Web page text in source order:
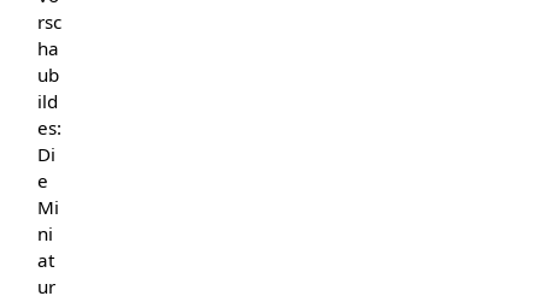
rsc
ha
ub
ild
es:
Di
e
Mi
ni
at
ur